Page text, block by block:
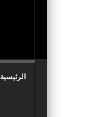
الرئيسية